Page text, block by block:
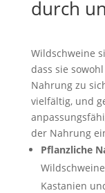
durch
Wildschweine
dass sie
Nahrung zu
vielfältig, und
der Nahrung
Pflanzliche
Kastanien